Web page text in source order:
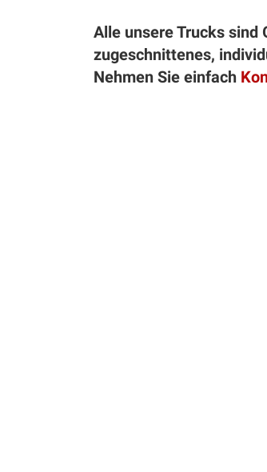
Alle unsere Trucks sind
zugeschnittenes,
Nehmen Sie einfach